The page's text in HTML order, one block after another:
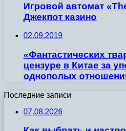
Игровой автомат
Джекпот казино
02.09.2019
«Фантастических
цензуре в Китае за
однополых
Последние записи
07.08.2026